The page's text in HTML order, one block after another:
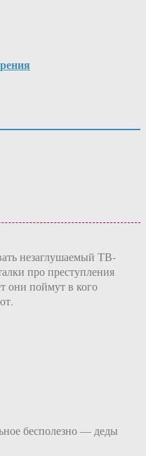
незаглушаемый ТВ-
про преступления
они поймут в кого
бесполезно — деды